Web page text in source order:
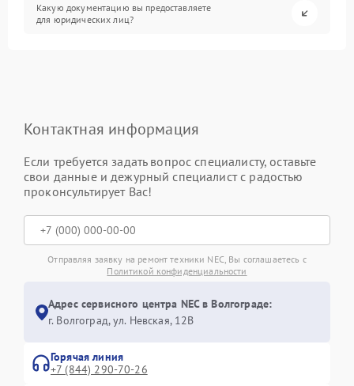
Какую документацию вы предоставляете
для юридических лиц?
Контактная информация
Если требуется задать вопрос специалисту, оставьте
свои данные и дежурный специалист с радостью
проконсультирует Вас!
Отправляя заявку на ремонт техники NEC, Вы соглашаетесь с
Политикой конфиденциальности
Адрес сервисного центра NEC в Волгограде:
г. Волгоград, ул. Невская, 12В
Горячая линия
+7 (844) 290-70-26